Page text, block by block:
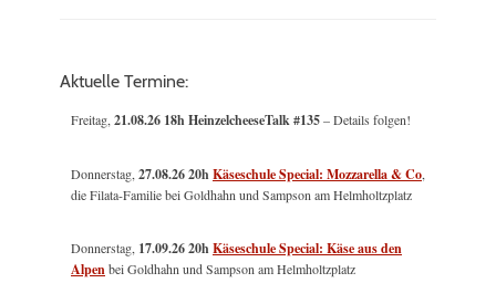
Aktuelle Termine:
Freitag,21.08.26 18h HeinzelcheeseTalk #135– Details folgen!
Donnerstag,27.08.26 20hKäseschule Special: Mozzarella & Co,
die Filata-Familie bei Goldhahn und Sampson am Helmholtzplatz
Donnerstag, 17.09.26 20hKäseschule Special: Käse aus den
Alpenbei Goldhahn und Sampson am Helmholtzplatz